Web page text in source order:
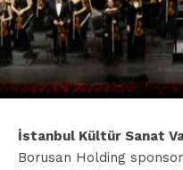
İstanbul Kültür Sanat
Borusan Holding